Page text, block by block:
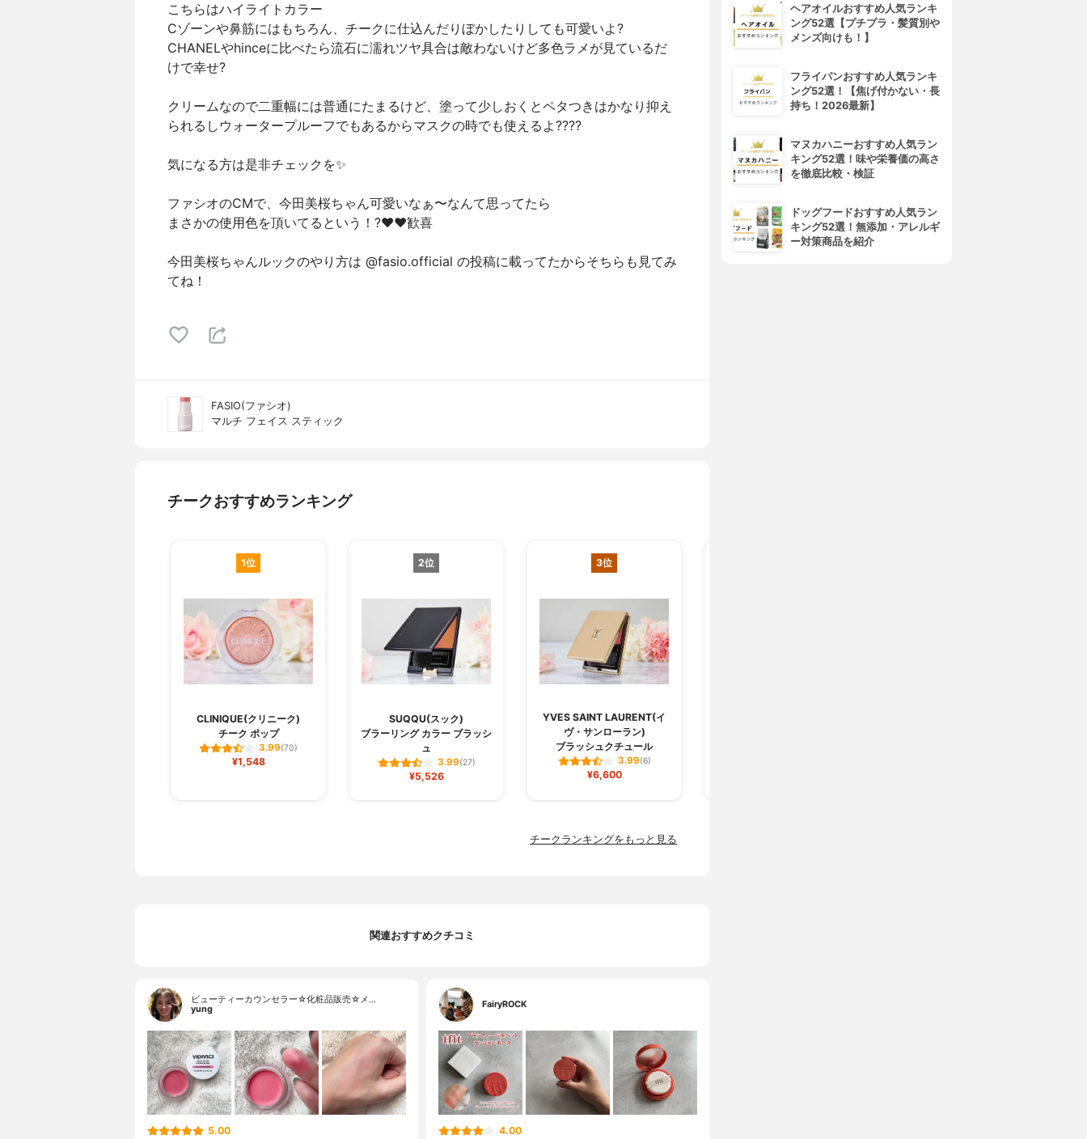
こちらはハイライトカラー
Cゾーンや鼻筋にはもちろん、チークに仕込んだりぼかしたりしても可愛いよ?
CHANELやhinceに比べたら流石に濡れツヤ具合は敵わないけど多色ラメが見ているだ
けで幸せ?
クリームなので二重幅には普通にたまるけど、塗って少しおくとペタつきはかなり抑え
られるしウォータープルーフでもあるからマスクの時でも使えるよ????
気になる方は是非チェックを✨
ファシオのCMで、今田美桜ちゃん可愛いなぁ〜なんて思ってたら
まさかの使用色を頂いてるという！?❤️❤️歓喜
今田美桜ちゃんルックのやり方は @fasio.official の投稿に載ってたからそちらも見てみ
てね！
FASIO(ファシオ)
マルチ フェイス スティック
チークおすすめランキング
1位
CLINIQUE(クリニーク)
チーク ポップ
3.99(70)
¥1,548
2位
SUQQU(スック)
ブラーリング カラー ブラッシ
ュ
3.99(27)
¥5,526
3位
YVES SAINT LAURENT(イ
ヴ・サンローラン)
ブラッシュクチュール
3.99(6)
¥6,600
チークランキングをもっと見る
関連おすすめクチコミ
ビューティーカウンセラー☆化粧品販売☆メ…
yung
5.00
FairyROCK
4.00
ヘアオイルおすすめ人気ランキ
ング52選【プチプラ・髪質別や
メンズ向けも！】
フライパンおすすめ人気ランキ
ング52選！【焦げ付かない・長
持ち！2026最新】
マヌカハニーおすすめ人気ラン
キング52選！味や栄養価の高さ
を徹底比較・検証
ドッグフードおすすめ人気ラン
キング52選！無添加・アレルギ
ー対策商品を紹介